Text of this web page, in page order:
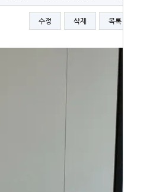
수정 삭제 목록